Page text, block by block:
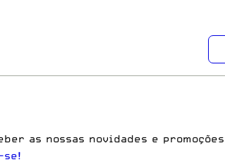
as nossas novidades e
se!